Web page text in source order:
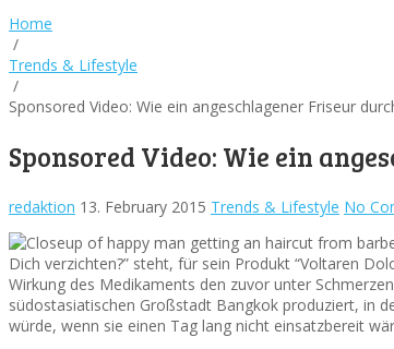
Home
/
Trends & Lifestyle
/
Sponsored Video: Wie ein angeschlagener Friseur
Sponsored Video: Wie ein
redaktion 13. February 2015 Trends & Lifestyle No
Dich verzichten?” steht, für sein Produkt “Voltaren
Wirkung des Medikaments den zuvor unter
südostasiatischen Großstadt Bangkok produziert, in
würde, wenn sie einen Tag lang nicht einsatzbereit